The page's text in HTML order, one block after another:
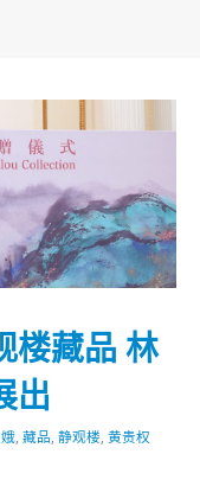
楼藏品 林
出
,藏品,静观楼,黄贵权